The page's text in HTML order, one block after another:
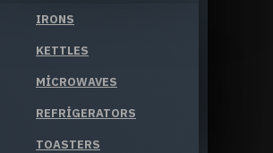
IRONS
KETTLES
MICROWAVES
REFRIGERATORS
TOASTERS